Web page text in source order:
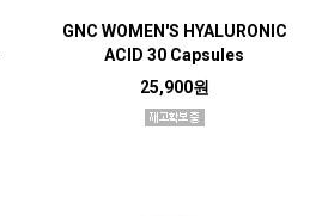
GNC WOMEN'S HYALURONIC
ACID 30 Capsules
25,900원